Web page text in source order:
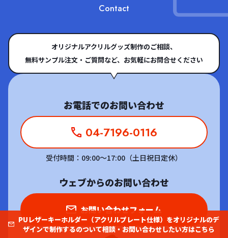
小ロット（100個未満）をご希望の場合は
からのご注文で、スム
ーズに対応いたします。お気軽にご相談くだ
さい。
ますか？急ぎでも対応できますか？
産品は10営業日～となります。
ので、まずはお問い合わせフォーム
談くださいませ。
Contact
お電話でのお問い合わせ
04-7196-0116
受付時間：09:00～17:00（土日祝日定休）
ウェブからのお問い合わせ
お問い合わせフォーム
オリジナルアクリルグッズ制作のご相談、
無料サンプル注文・ご質問など、お気軽にお問合せください
PUレザーキーホルダー（アクリルプレート仕様）をオリジナルのデ
ザインで制作するのついて相談・お問い合わせしたい方はこちら